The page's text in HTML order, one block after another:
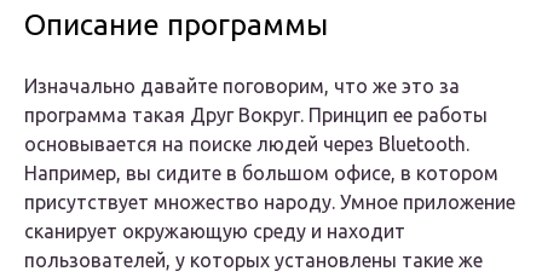
Описание программы
Изначально давайте поговорим, что же это за
программа такая Друг Вокруг. Принцип ее работы
основывается на поиске людей через Bluetooth.
Например, вы сидите в большом офисе, в котором
присутствует множество народу. Умное приложение
сканирует окружающую среду и находит
пользователей, у которых установлены такие же